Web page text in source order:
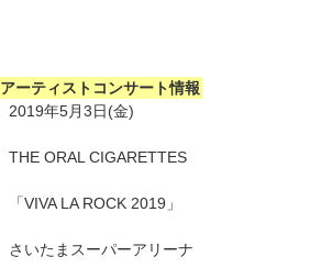
アーティストコンサート情報
2019年5月3日(金)
THE ORAL CIGARETTES
「VIVA LA ROCK 2019」
さいたまスーパーアリーナ